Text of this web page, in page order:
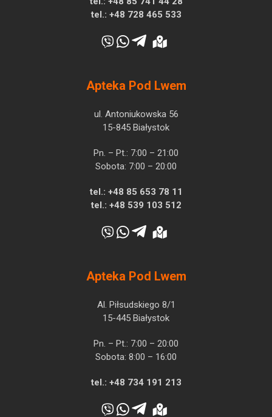
tel.: +48 728 465 533
Apteka Pod Lwem
ul. Antoniukowska 56
15-845 Białystok
Pn. – Pt.: 7:00 – 21:00
Sobota: 7:00 – 20:00
tel.: +48 85 653 78 11
tel.: +48 539 103 512
Apteka Pod Lwem
Al. Piłsudskiego 8/1
15-445 Białystok
Pn. – Pt.: 7:00 – 20:00
Sobota: 8:00 – 16:00
tel.: +48 734 191 213